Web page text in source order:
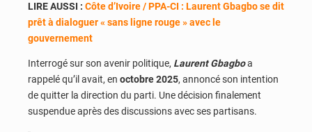
LIRE AUSSI : Côte d’Ivoire / PPA-CI : Laurent Gbagbo se dit
prêt à dialoguer « sans ligne rouge » avec le
gouvernement
Interrogé sur son avenir politique, Laurent Gbagboa
rappelé qu’il avait, en octobre 2025, annoncé son intention
de quitter la direction du parti. Une décision finalement
suspendue après des discussions avec ses partisans.